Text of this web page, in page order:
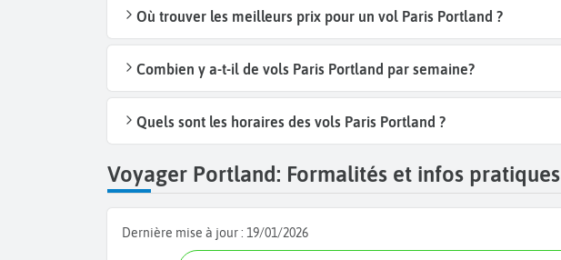
Où trouver les meilleurs prix pour un vol Paris Portland ?
Combien y a-t-il de vols Paris Portland par semaine?
Quels sont les horaires des vols Paris Portland ?
Voyager Portland: Formalités et infos pratiques
Dernière mise à jour : 19/01/2026